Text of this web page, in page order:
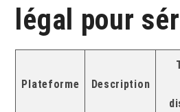
légal pour
Plateforme Description